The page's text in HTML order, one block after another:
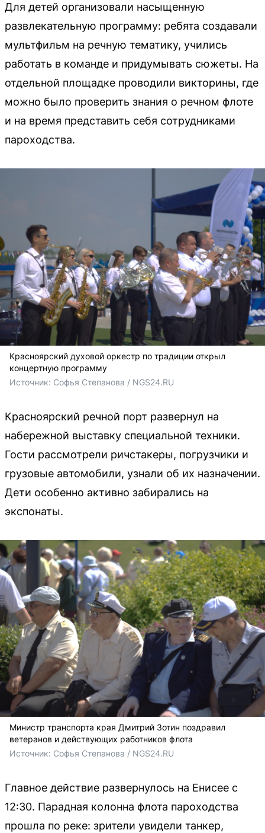
Для детей организовали насыщенную
развлекательную программу: ребята создавали
мультфильм на речную тематику, учились
работать в команде и придумывать сюжеты. На
отдельной площадке проводили викторины, где
можно было проверить знания о речном флоте
и на время представить себя сотрудниками
пароходства.
Красноярский духовой оркестр по традиции открыл
концертную программу
Источник: Софья Степанова / NGS24.RU
Красноярский речной порт развернул на
набережной выставку специальной техники.
Гости рассмотрели ричстакеры, погрузчики и
грузовые автомобили, узнали об их назначении.
Дети особенно активно забирались на
экспонаты.
Министр транспорта края Дмитрий Зотин поздравил
ветеранов и действующих работников флота
Источник: Софья Степанова / NGS24.RU
Главное действие развернулось на Енисее с
12:30. Парадная колонна флота пароходства
прошла по реке: зрители увидели танкер,